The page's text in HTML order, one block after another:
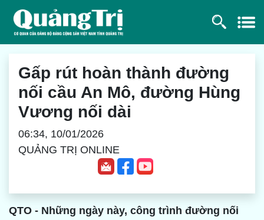
Gấp rút hoàn thành đường
nối cầu An Mô, đường Hùng
Vương nối dài
06:34, 10/01/2026
QUẢNG TRỊ ONLINE
QTO - Những ngày này, công trình đường nối